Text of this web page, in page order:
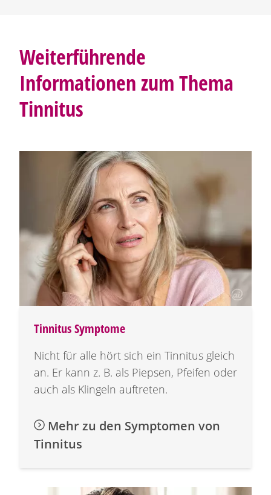
Weiterführende
Informationen zum Thema
Tinnitus
Tinnitus Symptome
Nicht für alle hört sich ein Tinnitus gleich
an. Er kann z. B. als Piepsen, Pfeifen oder
auch als Klingeln auftreten.
Mehr zu den Symptomen von
Tinnitus